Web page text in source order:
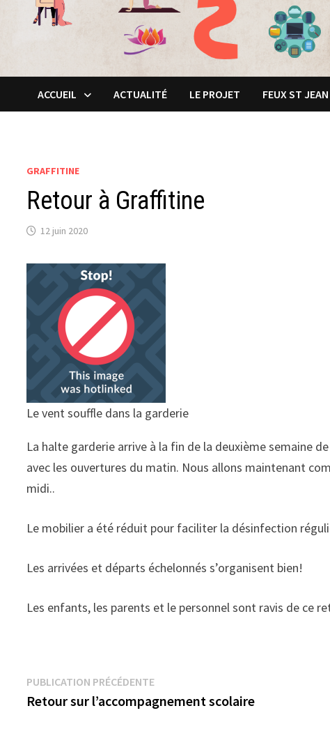
ACCUEIL ACTUALITÉ LE PROJET FEUX ST JEAN
GRAFFITINE
Retour à Graffitine
12 juin 2020
Le vent souffle dans la garderie
La halte garderie arrive à la fin de la deuxième semaine
avec les ouvertures du matin. Nous allons maintenant
midi..
Le mobilier a été réduit pour faciliter la désinfection
Les arrivées et départs échelonnés s’organisent bien!
Les enfants, les parents et le personnel sont ravis de ce
Navigation
de
PUBLICATION PRÉCÉDENTEPublication
précédente :
Retour sur l’accompagnement scolaire